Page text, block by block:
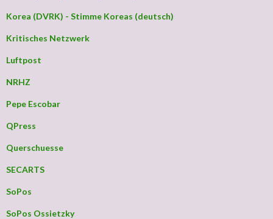
Korea (DVRK) - Stimme Koreas (deutsch)
Kritisches Netzwerk
Luftpost
NRHZ
Pepe Escobar
QPress
Querschuesse
SECARTS
SoPos
SoPos Ossietzky